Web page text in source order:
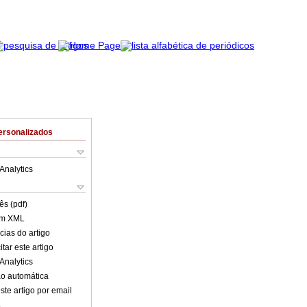
(pdf)
XML
do artigo
este artigo
automática
artigo por email